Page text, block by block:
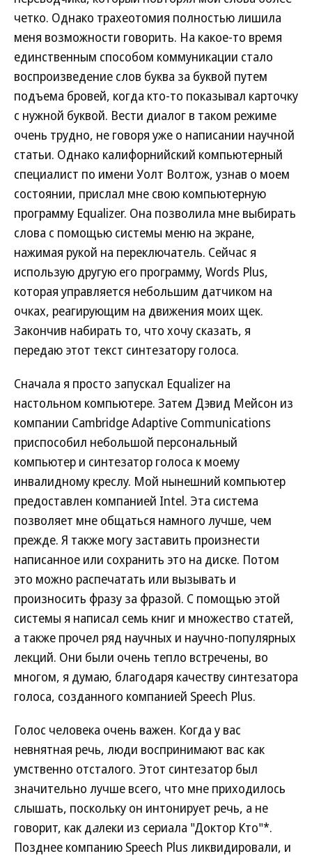
четко. Однако трахеотомия полностью лишила
меня возможности говорить. На какое-то время
единственным способом коммуникации стало
воспроизведение слов буква за буквой путем
подъема бровей, когда кто-то показывал карточку
с нужной буквой. Вести диалог в таком режиме
очень трудно, не говоря уже о написании научной
статьи. Однако калифорнийский компьютерный
специалист по имени Уолт Волтож, узнав о моем
состоянии, прислал мне свою компьютерную
программу Equalizer. Она позволила мне выбирать
слова с помощью системы меню на экране,
нажимая рукой на переключатель. Сейчас я
использую другую его программу, Words Plus,
которая управляется небольшим датчиком на
очках, реагирующим на движения моих щек.
Закончив набирать то, что хочу сказать, я
передаю этот текст синтезатору голоса.
Сначала я просто запускал Equalizer на
настольном компьютере. Затем Дэвид Мейсон из
компании Cambridge Adaptive Communications
приспособил небольшой персональный
компьютер и синтезатор голоса к моему
инвалидному креслу. Мой нынешний компьютер
предоставлен компанией Intel. Эта система
позволяет мне общаться намного лучше, чем
прежде. Я также могу заставить произнести
написанное или сохранить это на диске. Потом
это можно распечатать или вызывать и
произносить фразу за фразой. С помощью этой
системы я написал семь книг и множество статей,
а также прочел ряд научных и научно-популярных
лекций. Они были очень тепло встречены, во
многом, я думаю, благодаря качеству синтезатора
голоса, созданного компанией Speech Plus.
Голос человека очень важен. Когда у вас
невнятная речь, люди воспринимают вас как
умственно отсталого. Этот синтезатор был
значительно лучше всего, что мне приходилось
слышать, поскольку он интонирует речь, а не
говорит, как далеки из сериала "Доктор Кто"*.
Позднее компанию Speech Plus ликвидировали, и